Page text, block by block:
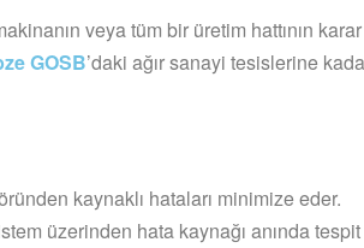
veya tüm bir üretim hattının karar
GOSB’daki ağır sanayi tesislerine
kaynaklı hataları minimize eder.
üzerinden hata kaynağı anında